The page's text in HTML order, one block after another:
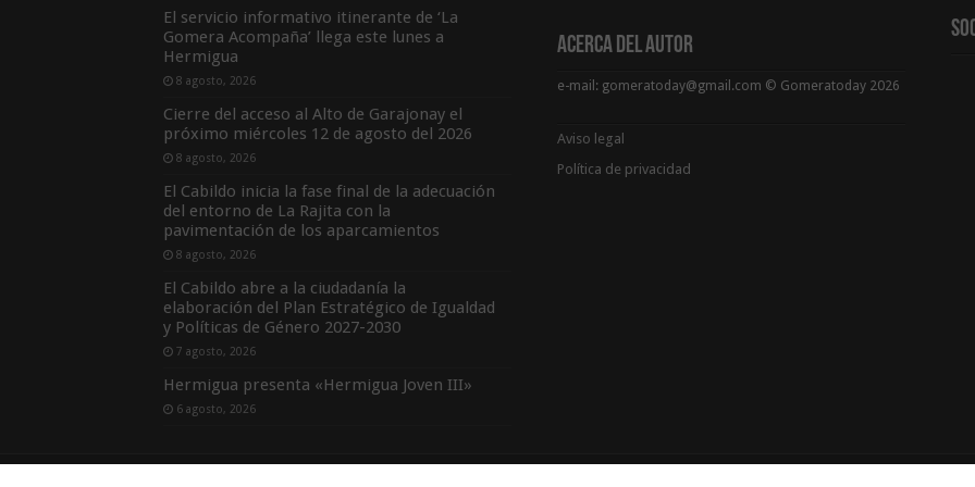
El servicio informativo itinerante de ‘La
Gomera Acompaña’ llega este lunes a
Hermigua
8 agosto, 2026
Cierre del acceso al Alto de Garajonay el
próximo miércoles 12 de agosto del 2026
8 agosto, 2026
El Cabildo inicia la fase final de la adecuación
del entorno de La Rajita con la
pavimentación de los aparcamientos
8 agosto, 2026
El Cabildo abre a la ciudadanía la
elaboración del Plan Estratégico de Igualdad
y Políticas de Género 2027-2030
7 agosto, 2026
Hermigua presenta «Hermigua Joven III»
6 agosto, 2026
Acerca del Autor
e-mail: gomeratoday@gmail.com © Gomeratoday 2026
Aviso legal
Política de privacidad